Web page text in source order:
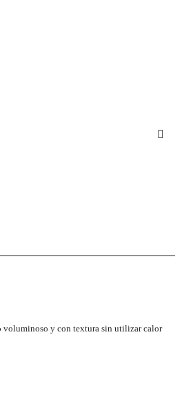
voluminoso y con textura sin utilizar calor